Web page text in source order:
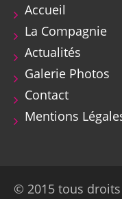
Accueil
La Compagnie
Actualités
Galerie Photos
Contact
Mentions
© 2015 tous droits